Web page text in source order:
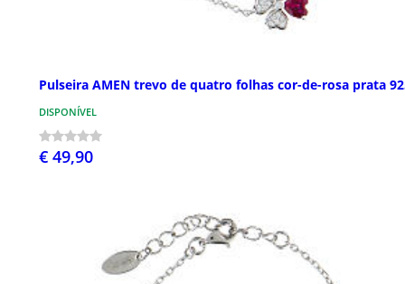
Pulseira AMEN trevo de quatro folhas cor-de-rosa prata
DISPONÍVEL
€ 49,90